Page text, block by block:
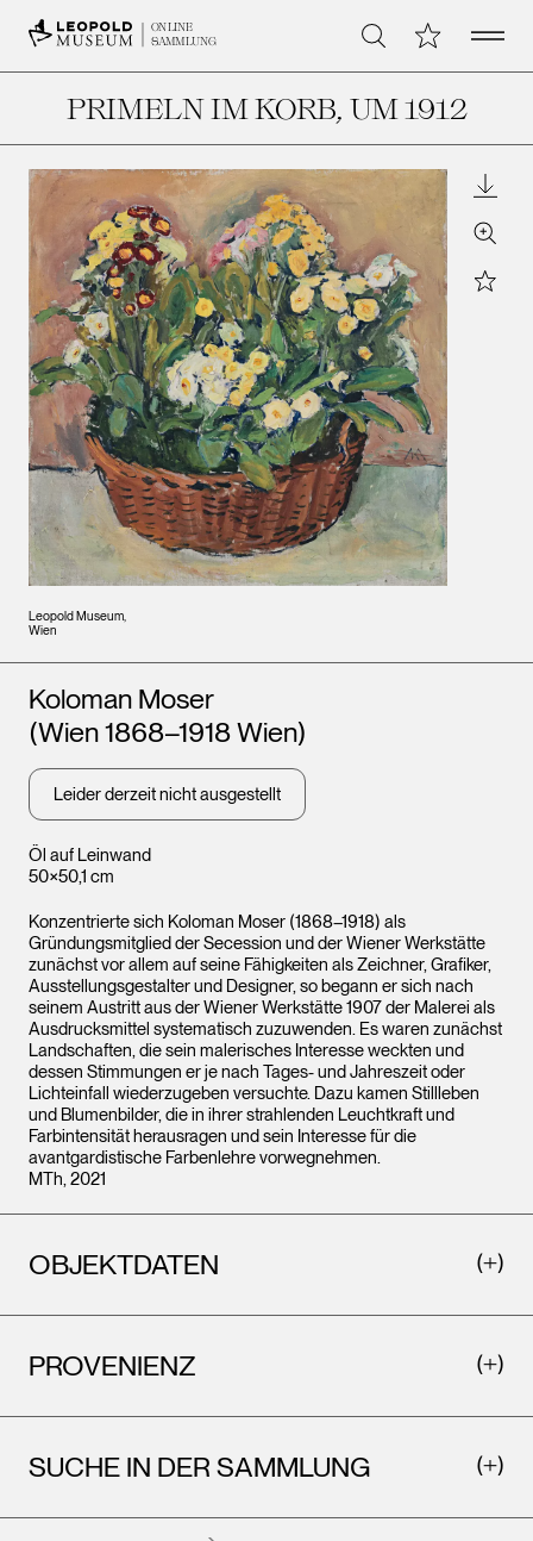
ONLINE
SAMMLUNG
Suche Meine Open
PRIMELN IM KORB, UM 1912
Leopold Museum,
Wien
Zoom
Star
Öl auf Leinwand
50×50,1 cm
Künstler*innen
Koloman Moser
(Wien 1868–1918 Wien)
Leider derzeit nicht ausgestellt
Konzentrierte sich Koloman Moser (1868–1918) als
Gründungsmitglied der Secession und der Wiener Werkstätte
zunächst vor allem auf seine Fähigkeiten als Zeichner, Grafiker,
Ausstellungsgestalter und Designer, so begann er sich nach
seinem Austritt aus der Wiener Werkstätte 1907 der Malerei als
Ausdrucksmittel systematisch zuzuwenden. Es waren zunächst
Landschaften, die sein malerisches Interesse weckten und
dessen Stimmungen er je nach Tages- und Jahreszeit oder
Lichteinfall wiederzugeben versuchte. Dazu kamen Stillleben
und Blumenbilder, die in ihrer strahlenden Leuchtkraft und
Farbintensität herausragen und sein Interesse für die
avantgardistische Farbenlehre vorwegnehmen.
MTh, 2021
OBJEKTDATEN
PROVENIENZ
SUCHE IN DER SAMMLUNG